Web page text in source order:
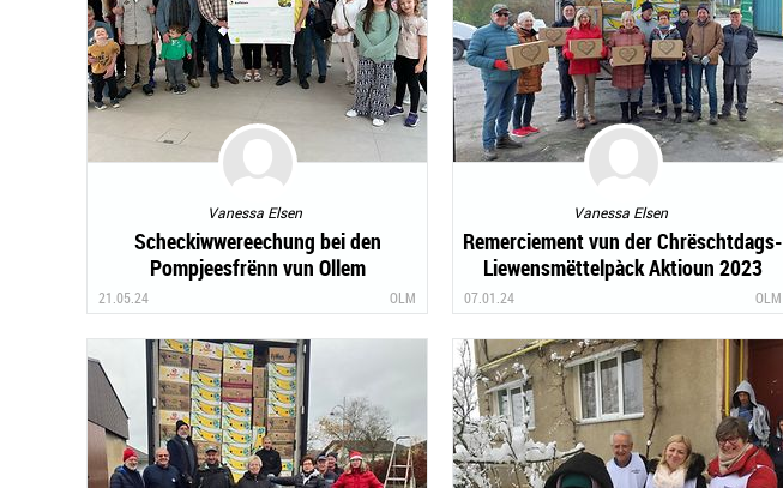
Vanessa Elsen
Scheckiwwereechung bei den
Pompjeesfrënn vun Ollem
21.05.24 OLM
Vanessa Elsen
Remerciement vun der Chrëschtdags-
Liewensmëttelpàck Aktioun 2023
07.01.24 OLM